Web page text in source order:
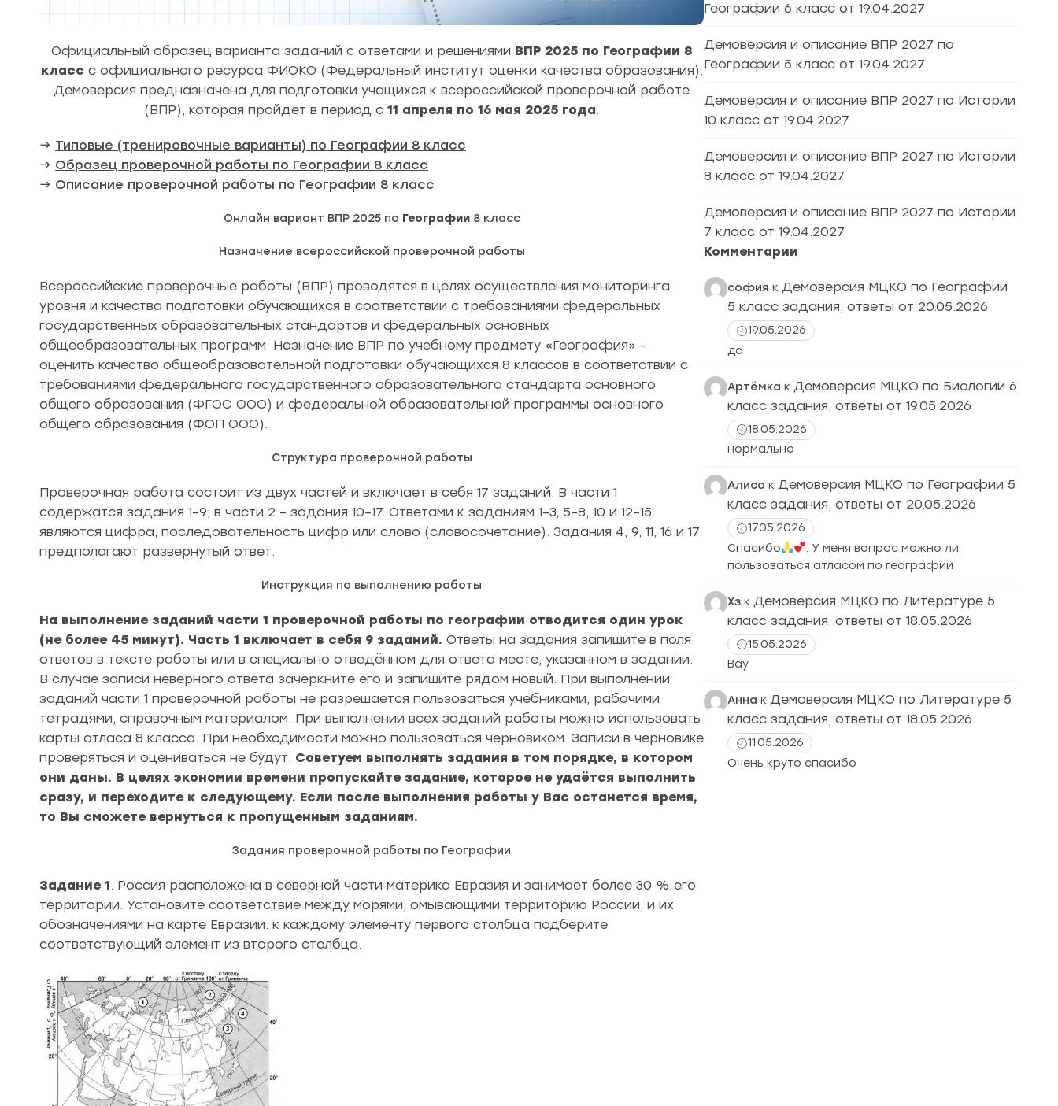
Официальный образец варианта заданий с ответами и решениями ВПР 2025 по Географии 8
класс с официального ресурса ФИОКО (Федеральный институт оценки качества образования).
Демоверсия предназначена для подготовки учащихся к всероссийской проверочной работе
(ВПР), которая пройдет в период с 11 апреля по 16 мая 2025 года.
→ Типовые (тренировочные варианты) по Географии 8 класс
→ Образец проверочной работы по Географии 8 класс
→ Описание проверочной работы по Географии 8 класс
Онлайн вариант ВПР 2025 по Географии 8 класс
Назначение всероссийской проверочной работы
Всероссийские проверочные работы (ВПР) проводятся в целях осуществления мониторинга
уровня и качества подготовки обучающихся в соответствии с требованиями федеральных
государственных образовательных стандартов и федеральных основных
общеобразовательных программ. Назначение ВПР по учебному предмету «География» –
оценить качество общеобразовательной подготовки обучающихся 8 классов в соответствии с
требованиями федерального государственного образовательного стандарта основного
общего образования (ФГОС ООО) и федеральной образовательной программы основного
общего образования (ФОП ООО).
Структура проверочной работы
Проверочная работа состоит из двух частей и включает в себя 17 заданий. В части 1
содержатся задания 1–9; в части 2 – задания 10–17. Ответами к заданиям 1–3, 5–8, 10 и 12–15
являются цифра, последовательность цифр или слово (словосочетание). Задания 4, 9, 11, 16 и 17
предполагают развернутый ответ.
Инструкция по выполнению работы
На выполнение заданий части 1 проверочной работы по географии отводится один урок
(не более 45 минут). Часть 1 включает в себя 9 заданий. Ответы на задания запишите в поля
ответов в тексте работы или в специально отведённом для ответа месте, указанном в задании.
В случае записи неверного ответа зачеркните его и запишите рядом новый. При выполнении
заданий части 1 проверочной работы не разрешается пользоваться учебниками, рабочими
тетрадями, справочным материалом. При выполнении всех заданий работы можно использовать
карты атласа 8 класса. При необходимости можно пользоваться черновиком. Записи в черновике
проверяться и оцениваться не будут. Советуем выполнять задания в том порядке, в котором
они даны. В целях экономии времени пропускайте задание, которое не удаётся выполнить
сразу, и переходите к следующему. Если после выполнения работы у Вас останется время,
то Вы сможете вернуться к пропущенным заданиям.
Задания проверочной работы по Географии
Задание 1. Россия расположена в северной части материка Евразия и занимает более 30 % его
территории. Установите соответствие между морями, омывающими территорию России, и их
обозначениями на карте Евразии: к каждому элементу первого столбца подберите
соответствующий элемент из второго столбца.
Географии 6 класс от 19.04.2027
Демоверсия и описание ВПР 2027 по
Географии 5 класс от 19.04.2027
Демоверсия и описание ВПР 2027 по Истории
10 класс от 19.04.2027
Демоверсия и описание ВПР 2027 по Истории
8 класс от 19.04.2027
Демоверсия и описание ВПР 2027 по Истории
7 класс от 19.04.2027
Комментарии
софия к Демоверсия МЦКО по Географии
5 класс задания, ответы от 20.05.2026
19.05.2026
да
Артёмка к Демоверсия МЦКО по Биологии 6
класс задания, ответы от 19.05.2026
18.05.2026
нормально
Алиса к Демоверсия МЦКО по Географии 5
класс задания, ответы от 20.05.2026
17.05.2026
Спасибо
. У меня вопрос можно ли
пользоваться атласом по географии
Хз к Демоверсия МЦКО по Литературе 5
класс задания, ответы от 18.05.2026
15.05.2026
Вау
Анна к Демоверсия МЦКО по Литературе 5
класс задания, ответы от 18.05.2026
11.05.2026
Очень круто спасибо